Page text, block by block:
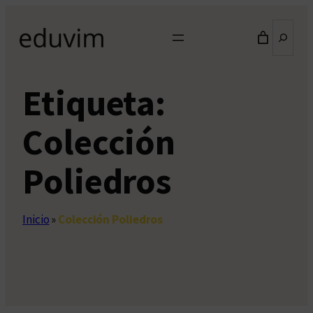
contenido
Etiqueta:
Colección
Poliedros
Inicio»Colección Poliedros